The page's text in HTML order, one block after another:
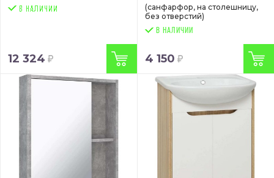
12 324
(санфарфор, на столешницу,
без отверстий)
В НАЛИЧИИ
4 150